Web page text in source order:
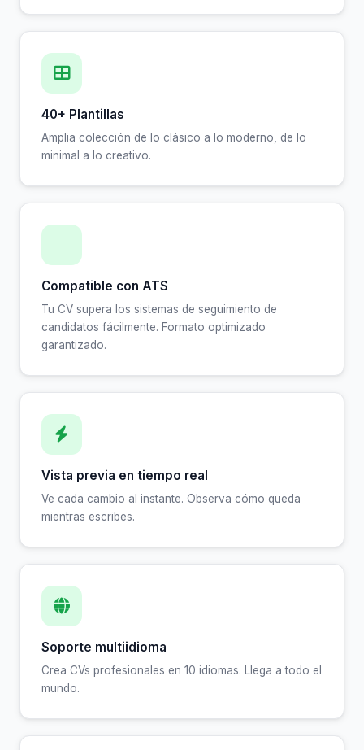
40+ Plantillas
Amplia colección de lo clásico a lo moderno, de lo
minimal a lo creativo.
Compatible con ATS
Tu CV supera los sistemas de seguimiento de
candidatos fácilmente. Formato optimizado
garantizado.
Vista previa en tiempo real
Ve cada cambio al instante. Observa cómo queda
mientras escribes.
Soporte multiidioma
Crea CVs profesionales en 10 idiomas. Llega a todo el
mundo.